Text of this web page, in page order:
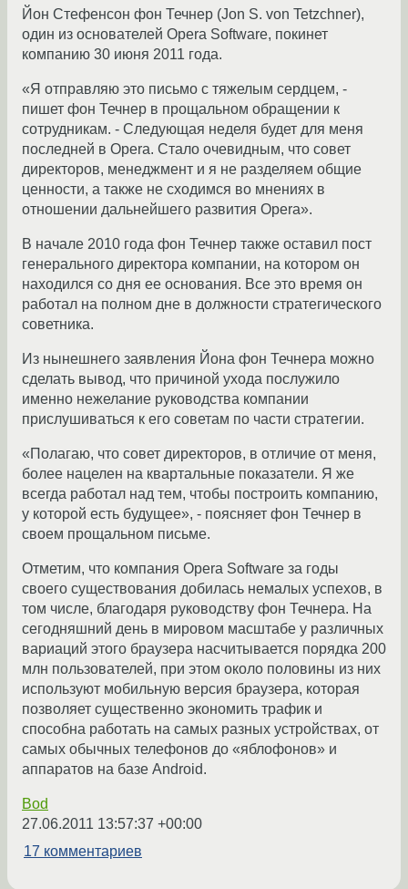
Йон Стефенсон фон Течнер (Jon S. von Tetzchner),
один из основателей Opera Software, покинет
компанию 30 июня 2011 года.
«Я отправляю это письмо с тяжелым сердцем, -
пишет фон Течнер в прощальном обращении к
сотрудникам. - Следующая неделя будет для меня
последней в Opera. Стало очевидным, что совет
директоров, менеджмент и я не разделяем общие
ценности, а также не сходимся во мнениях в
отношении дальнейшего развития Opera».
В начале 2010 года фон Течнер также оставил пост
генерального директора компании, на котором он
находился со дня ее основания. Все это время он
работал на полном дне в должности стратегического
советника.
Из нынешнего заявления Йона фон Течнера можно
сделать вывод, что причиной ухода послужило
именно нежелание руководства компании
прислушиваться к его советам по части стратегии.
«Полагаю, что совет директоров, в отличие от меня,
более нацелен на квартальные показатели. Я же
всегда работал над тем, чтобы построить компанию,
у которой есть будущее», - поясняет фон Течнер в
своем прощальном письме.
Отметим, что компания Opera Software за годы
своего существования добилась немалых успехов, в
том числе, благодаря руководству фон Течнера. На
сегодняшний день в мировом масштабе у различных
вариаций этого браузера насчитывается порядка 200
млн пользователей, при этом около половины из них
используют мобильную версия браузера, которая
позволяет существенно экономить трафик и
способна работать на самых разных устройствах, от
самых обычных телефонов до «яблофонов» и
аппаратов на базе Android.
Bod
27.06.2011 13:57:37 +00:00
17 комментариев